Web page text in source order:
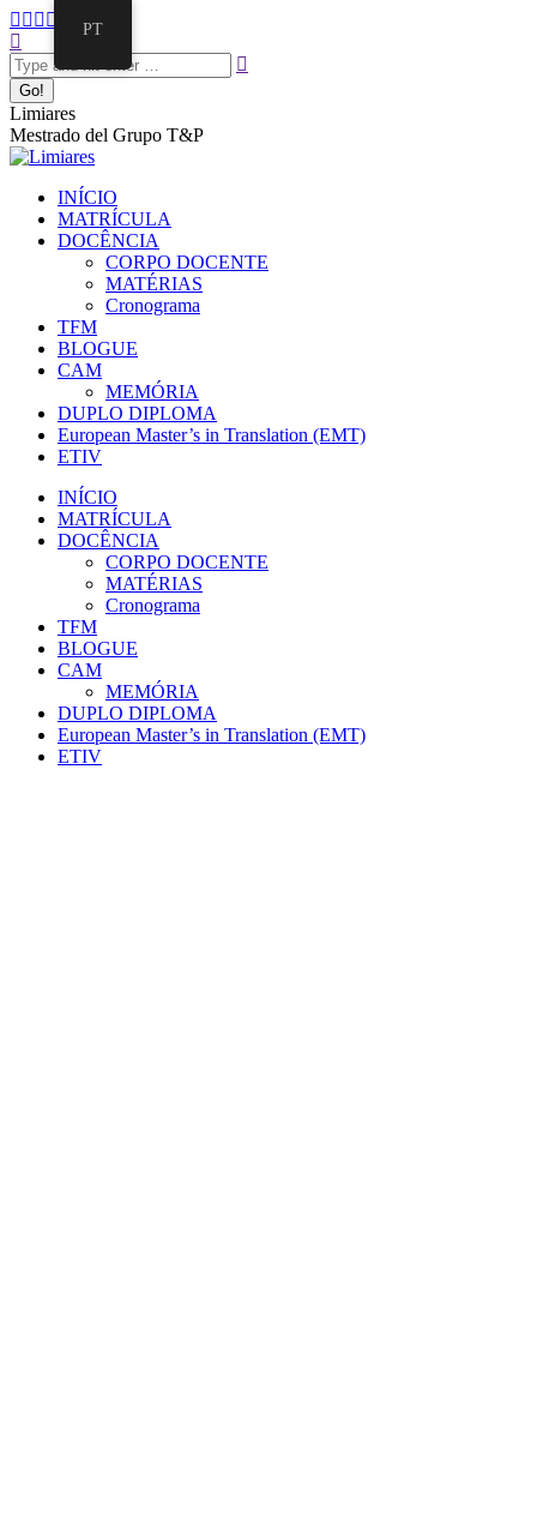
Limiares
Mestrado del Grupo T&P
INÍCIO
MATRÍCULA
DOCÊNCIA
CORPO DOCENTE
MATÉRIAS
Cronograma
TFM
BLOGUE
CAM
MEMÓRIA
DUPLO DIPLOMA
European Master’s in Translation (EMT)
ETIV
INÍCIO
MATRÍCULA
DOCÊNCIA
CORPO DOCENTE
MATÉRIAS
Cronograma
TFM
BLOGUE
CAM
MEMÓRIA
DUPLO DIPLOMA
European Master’s in Translation (EMT)
ETIV
PT